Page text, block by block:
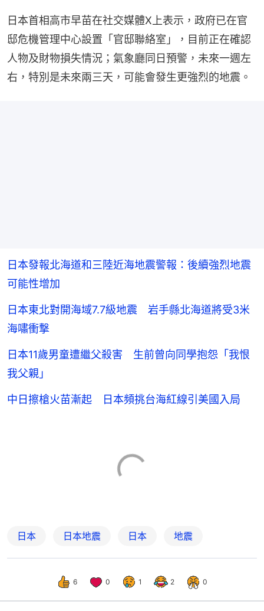
日本首相高市早苗在社交媒體X上表示，政府已在官
邸危機管理中心設置「官邸聯絡室」，目前正在確認
人物及財物損失情況；氣象廳同日預警，未來一週左
右，特別是未來兩三天，可能會發生更強烈的地震。
日本發報北海道和三陸近海地震警報：後續強烈地震
可能性增加
日本東北對開海域7.7級地震 岩手縣北海道將受3米
海嘯衝撃
日本11歲男童遭繼父殺害 生前曾向同學抱怨「我恨
我父親」
中日擦槍火苗漸起 日本頻挑台海紅線引美國入局
日本 日本地震 日本 地震
6 0 1 2 0